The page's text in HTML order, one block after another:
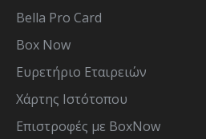
Bella Pro Card
Box Now
Ευρετήριο Εταιρειών
Χάρτης Ιστότοπου
Επιστροφές με BoxNow